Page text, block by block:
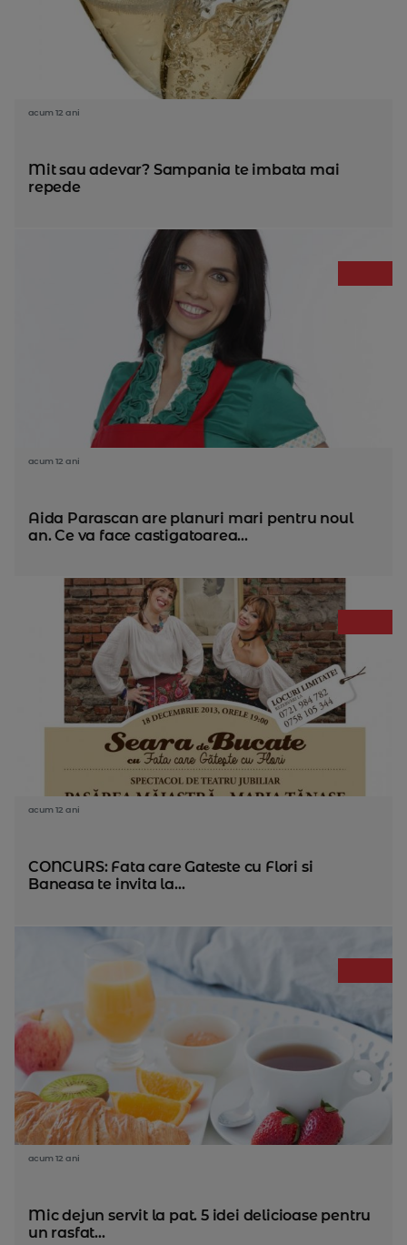
acum 12 ani
Mit sau adevar? Sampania te imbata mai
repede
acum 12 ani
Aida Parascan are planuri mari pentru noul
an. Ce va face castigatoarea...
acum 12 ani
CONCURS: Fata care Gateste cu Flori si
Baneasa te invita la...
acum 12 ani
Mic dejun servit la pat. 5 idei delicioase pentru
un rasfat...